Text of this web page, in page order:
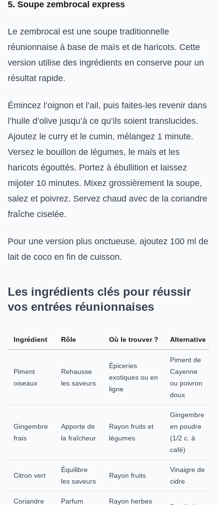
5. Soupe zembrocal express
Le zembrocal est une soupe traditionnelle
réunionnaise à base de maïs et de haricots. Cette
version utilise des ingrédients en conserve pour un
résultat rapide.
Émincez l’oignon et l’ail, puis faites-les revenir dans
l’huile d’olive jusqu’à ce qu’ils soient translucides.
Ajoutez le curry et le cumin, mélangez 1 minute.
Versez le bouillon de légumes, le maïs et les
haricots égouttés. Portez à ébullition et laissez
mijoter 10 minutes. Mixez grossièrement la soupe,
salez et poivrez. Servez chaud avec de la coriandre
fraîche ciselée.
Pour une version plus onctueuse, ajoutez 100 ml de
lait de coco en fin de cuisson.
Les ingrédients clés pour réussir
vos entrées réunionnaises
Ingrédient Rôle Où le trouver ? Alternative
Piment
oiseaux
Rehausse
les saveurs
Épiceries
exotiques ou en
ligne
Piment de
Cayenne
ou poivron
doux
Gingembre
frais
Apporte de
la fraîcheur
Rayon fruits et
légumes
Gingembre
en poudre
(1/2 c. à
café)
Citron vert
Équilibre
les saveurs
Rayon fruits
Vinaigre de
cidre
Coriandre Parfum Rayon herbes